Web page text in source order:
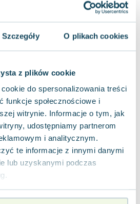
Szczegóły O plikach cookies
z plików cookie
do spersonalizowania treści
funkcje społecznościowe i
witrynie. Informacje o tym, jak
udostępniamy partnerom
i analitycznym.
te informacje z innymi danymi
lub uzyskanymi podczas
Neu. Mittelstufe Deutsch
B1 plus
,2015| Ralf Sonntag, Tanja Sieber,
Helen Schmitz
bietet einen sowohl modularen als
Unterrichtsansatz, der durch den
Filme eine hoh...
Pakujemy jutro
Do koszyka